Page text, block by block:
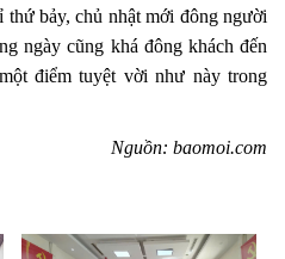
bảy, chủ nhật mới đông người
ngày cũng khá đông khách đến
điểm tuyệt vời như này trong
Nguồn: baomoi.com